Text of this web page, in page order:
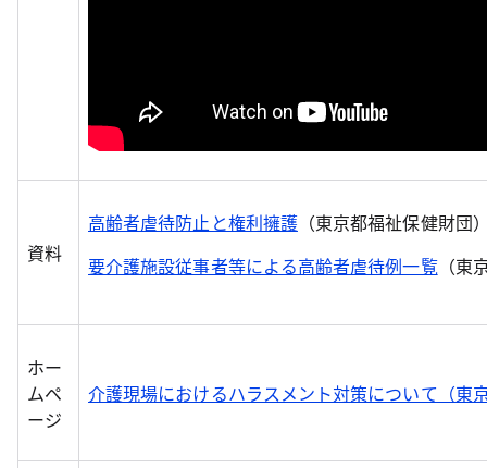
資料
高齢者虐待防止と権利擁護（東京都福祉保健財団
要介護施設従事者等による高齢者虐待例一覧（東
ホー
ムペ
ージ
介護現場におけるハラスメント対策について（東